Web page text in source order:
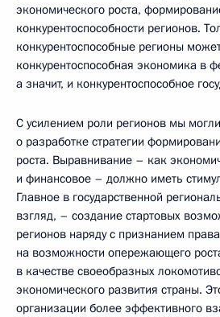
экономического роста,
конкурентоспособности регионов.
конкурентоспособные регионы
конкурентоспособная экономика в
а значит, и конкурентоспособное
С усилением роли регионов мы
о разработке стратегии
роста. Выравнивание – как
и финансовое – должно иметь
Главное в государственной
взгляд, – создание стартовых
регионов наряду с признанием
на возможности опережающего
в качестве своеобразных
экономического развития страны.
организации более эффективного